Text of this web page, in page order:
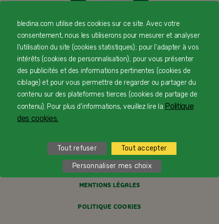
© Copyright Blédina 2025. Tous droits réservés
CONTACTEZ-NOUS
PROFESSIONNELS DE SANTÉ
FAQ
MENTIONS LÉGALES
POLITIQUE COOKIES
bledina.com utilise des cookies sur ce site. Avec votre
consentement, nous les utiliserons pour mesurer et analyser
l'utilisation du site (cookies statistiques) ; pour l'adapter à vos
intérêts (cookies de personnalisation) ; pour vous présenter
des publicités et des informations pertinentes (cookies de
ciblage) et pour vous permettre de regarder ou partager du
contenu sur des plateformes tierces (cookies de partage de
contenu). Pour plus d'informations, veuillez lire la Politique
des cookies.
Tout refuser Tout accepter
Personnaliser mes choix